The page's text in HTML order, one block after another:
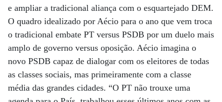
e ampliar a tradicional aliança com o esquartejado DEM.
O quadro idealizado por Aécio para o ano que vem troca
o tradicional embate PT versus PSDB por um duelo mais
amplo de governo versus oposição. Aécio imagina o
novo PSDB capaz de dialogar com os eleitores de todas
as classes sociais, mas primeiramente com a classe
média das grandes cidades. “O PT não trouxe uma